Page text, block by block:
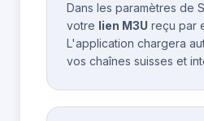
Dans les paramètres de
votre lien M3U reçu par
L'application chargera
vos chaînes suisses et